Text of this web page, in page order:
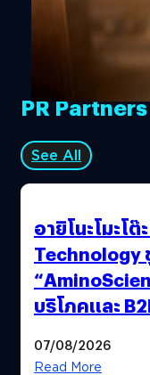
PR Partners
See All
อายิโนะโมะโ
Technology
บริโภคและ
07/08/2026
Read More